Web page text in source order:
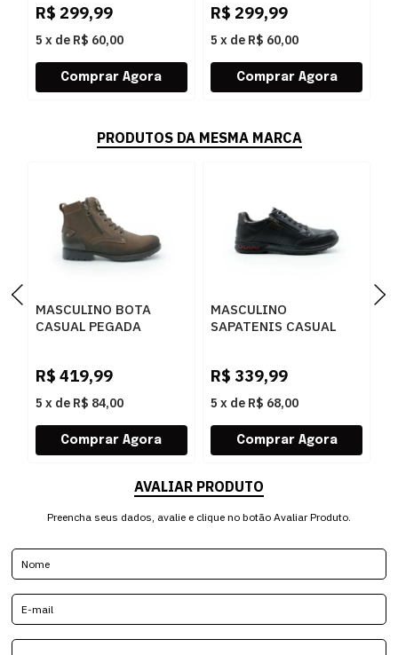
CHOCOLATE/PULL UP
CONHAQUE
R$ 299,99
5 x de R$ 60,00
CHOCOLATE/PULL UP
CONHAQUE
R$ 299,99
5 x de R$ 60,00
PRODUTOS DA MESMA MARCA
MASCULINO BOTA
CASUAL PEGADA
BROWN
R$ 419,99
5 x de R$ 84,00
MASCULINO
SAPATENIS CASUAL
PRETO/WASHED
BORDO
R$ 339,99
5 x de R$ 68,00
AVALIAR PRODUTO
Preencha seus dados, avalie e clique no botão Avaliar Produto.